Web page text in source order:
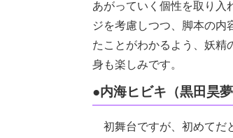
あがっていく個性を取り入
ジを考慮しつつ、脚本の内
たことがわかるよう、妖精
身も楽しみです。
●内海ヒビキ（黒田昊夢
初舞台ですが、初めてだ